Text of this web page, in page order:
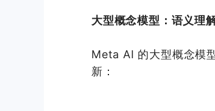
大型概念模型：语义理
Meta AI 的大型概念模
新：